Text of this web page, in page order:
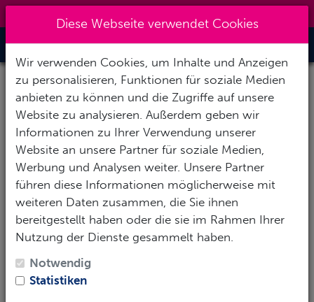
Toggle
Diese Webseite verwendet Cookies
Wir verwenden Cookies, um Inhalte und Anzeigen
zu personalisieren, Funktionen für soziale Medien
anbieten zu können und die Zugriffe auf unsere
Website zu analysieren. Außerdem geben wir
Informationen zu Ihrer Verwendung unserer
Website an unsere Partner für soziale Medien,
Werbung und Analysen weiter. Unsere Partner
führen diese Informationen möglicherweise mit
weiteren Daten zusammen, die Sie ihnen
bereitgestellt haben oder die sie im Rahmen Ihrer
Nutzung der Dienste gesammelt haben.
Notwendig
Statistiken